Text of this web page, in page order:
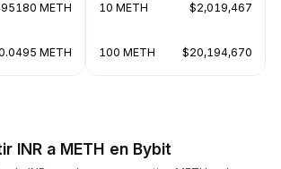
METH
METH
10 METH $2,019,467
100 METH $20,194,670
INR a METH en Bybit